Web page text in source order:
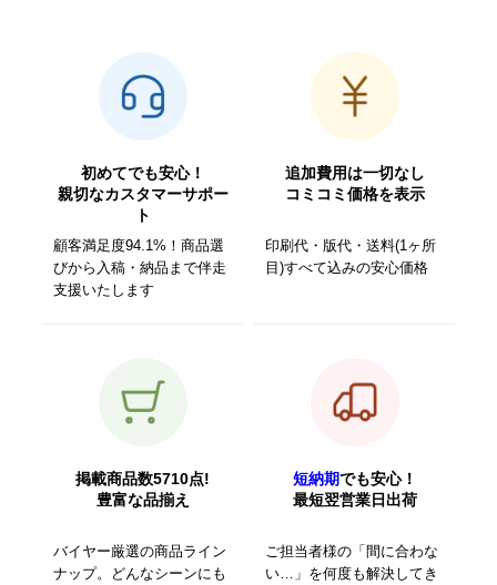
初めてでも安心！
親切なカスタマーサポー
ト
顧客満足度94.1%！商品選
びから入稿・納品まで伴走
支援いたします
追加費用は一切なし
コミコミ価格を表示
印刷代・版代・送料(1ヶ所
目)すべて込みの安心価格
掲載商品数5710点!
豊富な品揃え
バイヤー厳選の商品ライン
ナップ。どんなシーンにも
短納期でも安心！
最短翌営業日出荷
ご担当者様の「間に合わな
い…」を何度も解決してき